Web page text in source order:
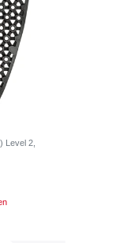
Level 2,